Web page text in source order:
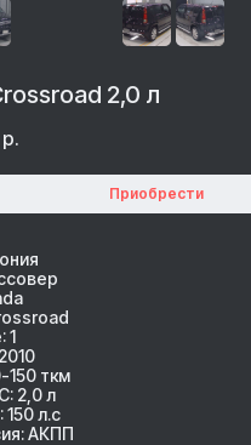
2,0 л
р.
Приобрести
1
150 ткм
2,0 л
л.с
АКПП